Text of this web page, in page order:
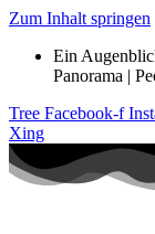
Zum Inhalt springen
Ein
Panorama |
Tree Facebook-f
Xing